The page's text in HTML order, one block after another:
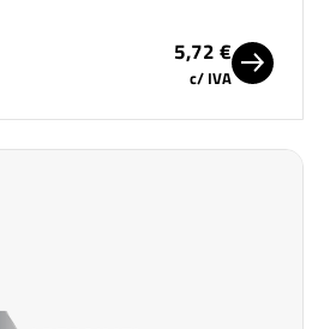
5,72 €
c/ IVA